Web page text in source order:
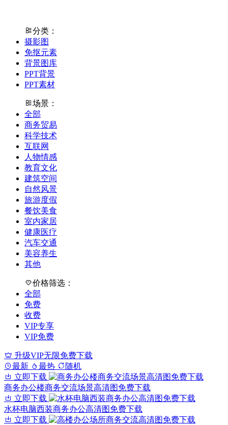
分类：
摄影图
免抠元素
背景图库
PPT背景
PPT素材
场景：
全部
商务贸易
科学技术
互联网
人物情感
教育文化
建筑空间
自然风景
旅游度假
餐饮美食
室内家居
健康医疗
汽车交通
美容养生
其他
价格筛选：
全部
免费
收费
VIP专享
VIP免费
升级VIP无限免费下载
最新
最热
随机
立即下载
商务办公楼商务交流场景高清图免费下载
立即下载
水杯电脑西装商务办公高清图免费下载
立即下载